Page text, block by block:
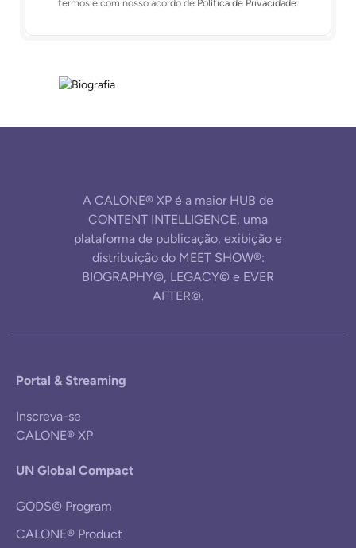
termos e com nosso acordo de Política de Privacidade.
A CALONE® XP é a maior HUB de
CONTENT INTELLIGENCE, uma
plataforma de publicação, exibição e
distribuição do MEET SHOW®:
BIOGRAPHY©, LEGACY© e EVER
AFTER©.
Portal & Streaming
Inscreva-se
CALONE® XP
UN Global Compact
GODS© Program
CALONE® Product